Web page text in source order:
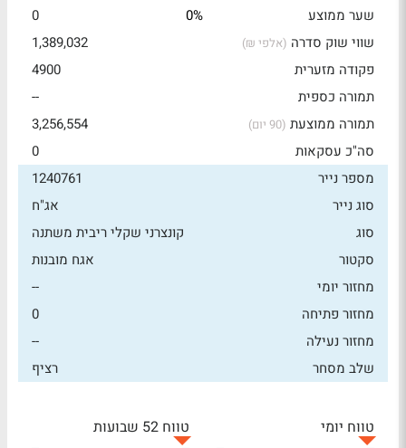
שער ממוצע
0%
0
שווי שוק סדרה (אלפי ₪)
1,389,032
פקודה מזערית
4900
תמורה כספית
--
תמורה ממוצעת (90 יום)
3,256,554
סה"כ עסקאות
0
מספר נייר
1240761
סוג נייר
אג"ח
סוג
קונצרני שקלי ריבית משתנה
סקטור
אגח מובנות
מחזור יומי
--
מחזור פתיחה
0
מחזור נעילה
--
שלב מסחר
רציף
טווח יומי
טווח 52 שבועות